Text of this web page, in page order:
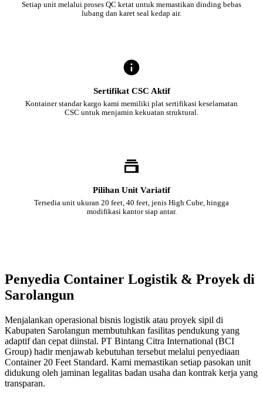
Setiap unit melalui proses QC ketat untuk memastikan dinding bebas
lubang dan karet seal kedap air.
Sertifikat CSC Aktif
Kontainer standar kargo kami memiliki plat sertifikasi keselamatan
CSC untuk menjamin kekuatan struktural.
Pilihan Unit Variatif
Tersedia unit ukuran 20 feet, 40 feet, jenis High Cube, hingga
modifikasi kantor siap antar.
Penyedia Container Logistik & Proyek di
Sarolangun
Menjalankan operasional bisnis logistik atau proyek sipil di
Kabupaten Sarolangun membutuhkan fasilitas pendukung yang
adaptif dan cepat diinstal. PT Bintang Citra International (BCI
Group) hadir menjawab kebutuhan tersebut melalui penyediaan
Container 20 Feet Standard. Kami memastikan setiap pasokan unit
didukung oleh jaminan legalitas badan usaha dan kontrak kerja yang
transparan.